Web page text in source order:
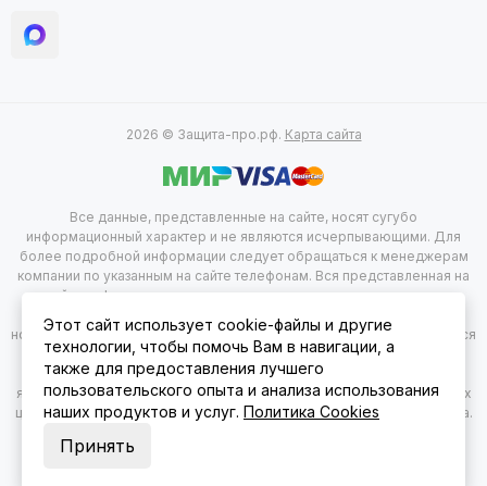
2026 © Защита-про.рф. Карта сайта
Все данные, представленные на сайте, носят сугубо
информационный характер и не являются исчерпывающими. Для
более подробной информации следует обращаться к менеджерам
компании по указанным на сайте телефонам. Вся представленная на
сайте информация, касающаяся комплектации, технических
характеристик, цветовых сочетаний, а так же стоимости продукции
носит информационный характер и не при каких условиях не является
публичной офертой, определяемой положением 2 статься 437
гражданского Кодекса Российской Федерации. Указанные цены
являются рекомендованными и могут отличаться от действительных
цен. Изображения могут отличаться от действительного вида товара.
Этот сайт использует cookie-файлы и другие
технологии, чтобы помочь Вам в навигации, а
также для предоставления лучшего
пользовательского опыта и анализа использования
наших продуктов и услуг. Политика Cookies
Принять